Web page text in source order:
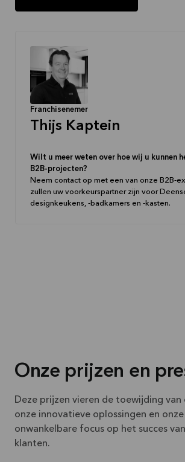
Franchisenemer
Thijs Kaptein
Wilt u meer weten over hoe wij u kunnen
B2B-projecten?
Neem contact op met een van onze B2B-
zullen uw voorkeurspartner zijn voor
designkeukens, -badkamers en -kasten.
Onze prijzen en
Deze prijzen vieren de toewijding van
onze innovatieve oplossingen en onze
onwankelbare focus op het succes
klanten.